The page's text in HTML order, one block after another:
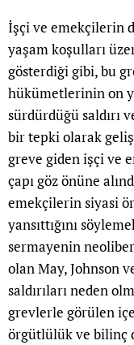
İşçi ve emekçilerin
yaşam koşulları
gösterdiği gibi, bu
hükümetlerinin on
sürdürdüğü saldırı
bir tepki olarak
greve giden işçi ve
çapı göz önüne
emekçilerin siyasi
yansıttığını
sermayenin
olan May, Johnson
saldırıları neden
grevlerle görülen
örgütlülük ve bilinç